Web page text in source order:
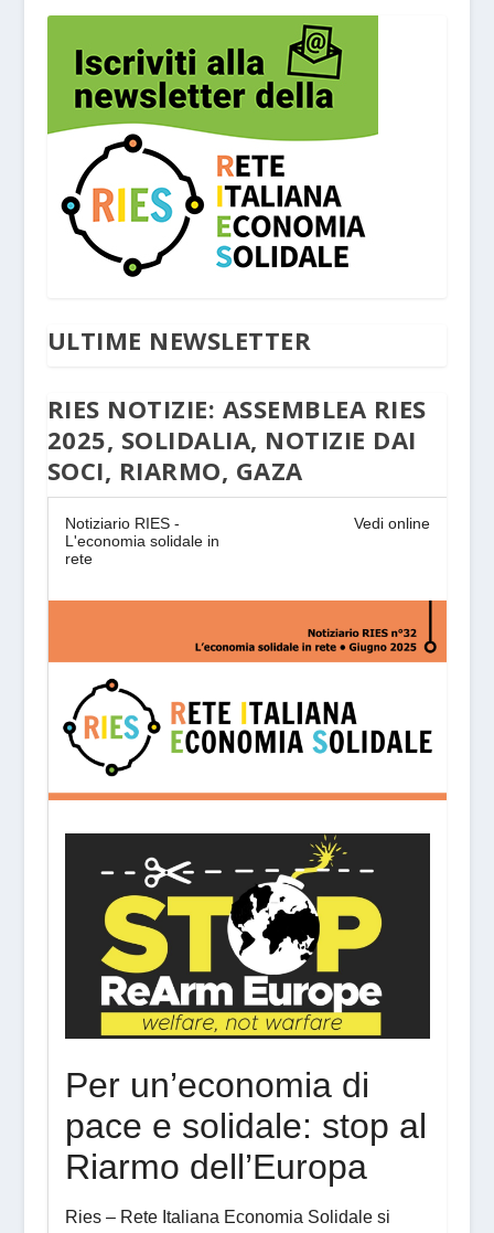
ULTIME NEWSLETTER
RIES NOTIZIE: ASSEMBLEA RIES
2025, SOLIDALIA, NOTIZIE DAI
SOCI, RIARMO, GAZA